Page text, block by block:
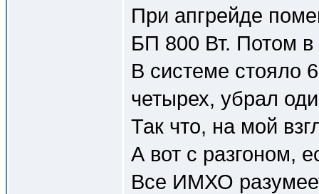
При апгрейде
БП 800 Вт. Потом в
В системе стояло
четырех, убрал
Так что, на мой
А вот с разгоном,
Все ИМХО